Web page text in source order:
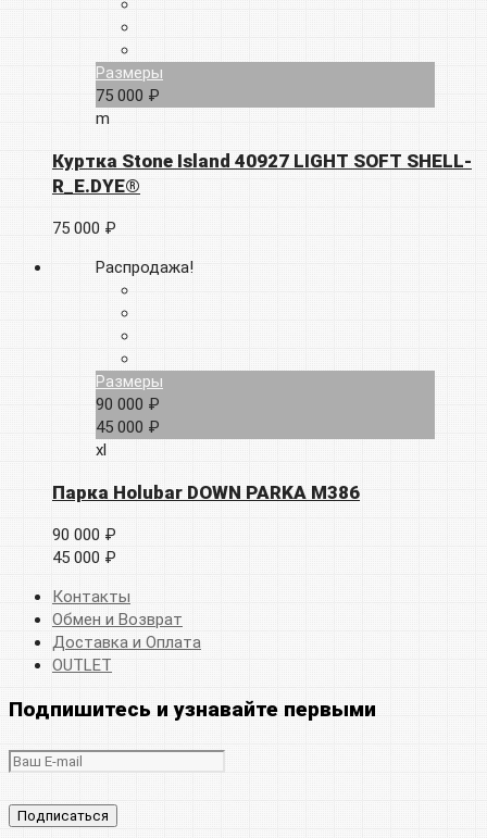
Размеры
75 000 ₽
m
Куртка Stone Island 40927 LIGHT SOFT SHELL-
R_E.DYE®
75 000 ₽
Распродажа!
Размеры
90 000 ₽
45 000 ₽
xl
Парка Holubar DOWN PARKA M386
90 000 ₽
45 000 ₽
Контакты
Обмен и Возврат
Доставка и Оплата
OUTLET
Подпишитесь и узнавайте первыми